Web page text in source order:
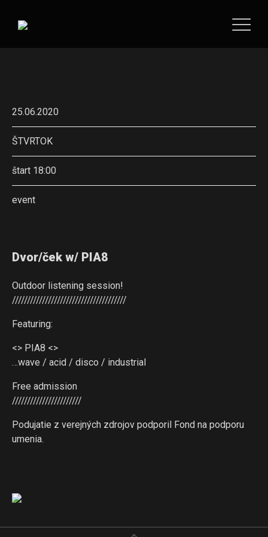
25.06.2020
ŠTVRTOK
štart 18:00
event
Dvor/ček w/ PIA8
Outdoor listening session!
//////////////////////////////////////
Featuring:
<> PIA8 <>
…wave / acid / disco / industrial
Free admission
///////////////////////
Podujatie z verejných zdrojov podporil Fond na podporu
umenia.